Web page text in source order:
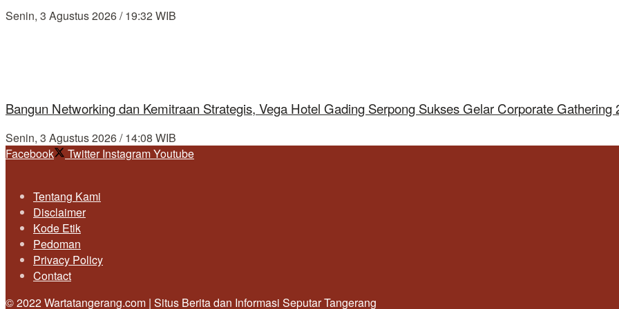
Senin, 3 Agustus 2026 / 19:32 WIB
Bangun Networking dan Kemitraan Strategis, Vega Hotel Gading Serpong Sukses Gelar Corporate Gathering
Senin, 3 Agustus 2026 / 14:08 WIB
Facebook
Twitter InstagramYoutube
Tentang Kami
Disclaimer
Kode Etik
Pedoman
Privacy Policy
Contact
© 2022 Wartatangerang.com | Situs Berita dan Informasi Seputar Tangerang